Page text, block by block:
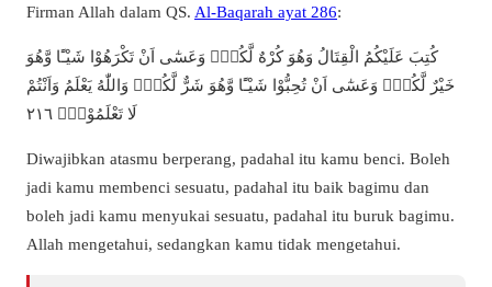
Firman Allah dalam QS. Al-Baqarah ayat 286:
كُتِبَ عَلَيْكُمُ الْقِتَالُ وَهُوَ كُرْهٌ لَّكُمْۚ وَعَسٰٓى اَنْ تَكْرَهُوْا شَيْـًٔا وَّهُوَ
خَيْرٌ لَّكُمْۚ وَعَسٰٓى اَنْ تُحِبُّوْا شَيْـًٔا وَّهُوَ شَرٌّ لَّكُمْۗ وَاللّٰهُ يَعْلَمُ وَاَنْتُمْ
لَا تَعْلَمُوْنَ
Diwajibkan atasmu berperang, padahal itu kamu benci. Boleh
jadi kamu membenci sesuatu, padahal itu baik bagimu dan
boleh jadi kamu menyukai sesuatu, padahal itu buruk bagimu.
Allah mengetahui, sedangkan kamu tidak mengetahui.